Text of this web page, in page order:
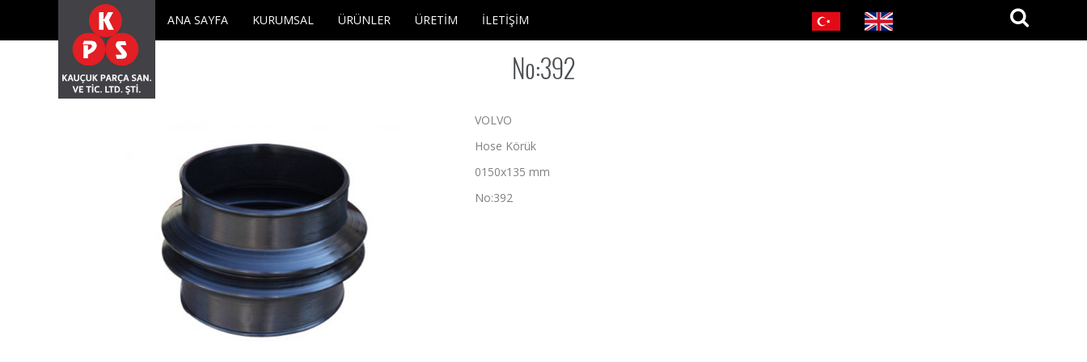
meta name="description" content="KPS KAUÇUK">
ANA SAYFA KURUMSAL ÜRÜNLER ÜRETİM İLETİŞİM
No:392
VOLVO
Hose Körük
0150x135 mm
No:392